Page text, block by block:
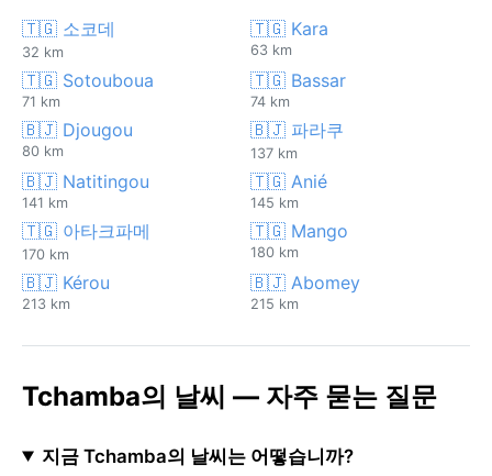
🇹🇬 소코데
32 km
🇹🇬 Kara
63 km
🇹🇬 Sotouboua
71 km
🇹🇬 Bassar
74 km
🇧🇯 Djougou
80 km
🇧🇯 파라쿠
137 km
🇧🇯 Natitingou
141 km
🇹🇬 Anié
145 km
🇹🇬 아타크파메
170 km
🇹🇬 Mango
180 km
🇧🇯 Kérou
213 km
🇧🇯 Abomey
215 km
Tchamba의 날씨 — 자주 묻는 질문
지금 Tchamba의 날씨는 어떻습니까?